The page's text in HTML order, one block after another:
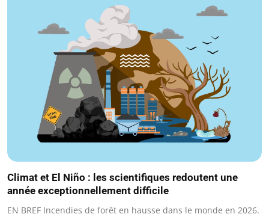
Climat et El Niño : les scientifiques redoutent une
année exceptionnellement difficile
EN BREF Incendies de forêt en hausse dans le monde en 2026.